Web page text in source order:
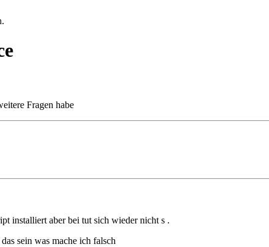
Fragen habe
installiert aber bei tut sich wieder nicht s .
sein was mache ich falsch